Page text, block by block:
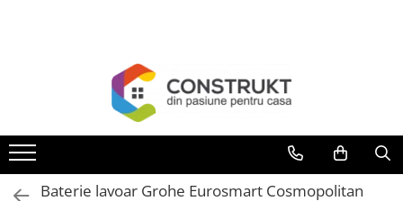
Termoseminee, seminee si sobe
Cazane pe combustibil solid
Baterie lavoar Grohe Eurosmart Cosmopolitan